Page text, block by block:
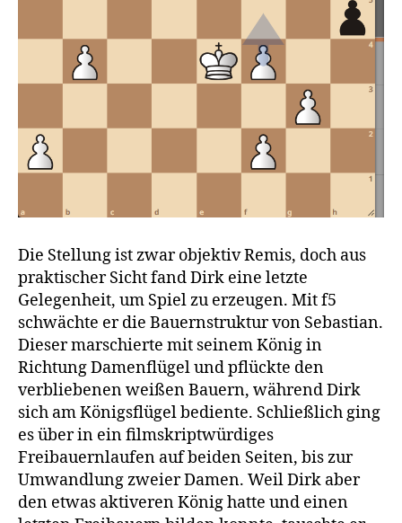
Die Stellung ist zwar objektiv Remis, doch aus
praktischer Sicht fand Dirk eine letzte
Gelegenheit, um Spiel zu erzeugen. Mit f5
schwächte er die Bauernstruktur von Sebastian.
Dieser marschierte mit seinem König in
Richtung Damenflügel und pflückte den
verbliebenen weißen Bauern, während Dirk
sich am Königsflügel bediente. Schließlich ging
es über in ein filmskriptwürdiges
Freibauernlaufen auf beiden Seiten, bis zur
Umwandlung zweier Damen. Weil Dirk aber
den etwas aktiveren König hatte und einen